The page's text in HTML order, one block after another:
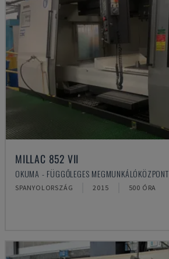
MILLAC 852 VII
OKUMA - FÜGGŐLEGES MEGMUNKÁLÓKÖZPONT
SPANYOLORSZÁG 2015 500 ÓRA